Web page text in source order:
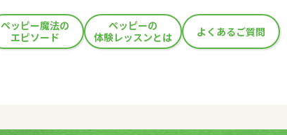
ペッピー魔法の
エピソード
ペッピーの
体験レッスンとは
よくあるご質問